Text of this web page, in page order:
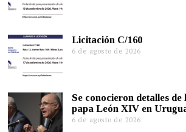
Licitación C/160
6 de agosto de 2026
Se conocieron detalles de
papa León XIV en
6 de agosto de 2026